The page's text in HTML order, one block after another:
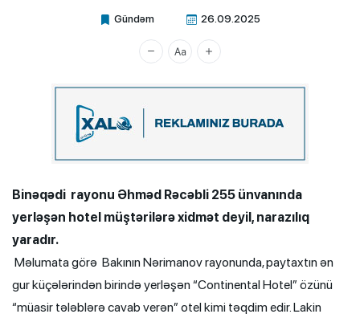
Gündəm 26.09.2025
Xalq.Online
Binəqədi rayonu Əhməd Rəcəbli 255 ünvanında
yerləşən hotel müştərilərə xidmət deyil, narazılıq
yaradır.
Məlumata görə Bakının Nərimanov rayonunda, paytaxtın ən
gur küçələrindən birində yerləşən “Continental Hotel” özünü
“müasir tələblərə cavab verən” otel kimi təqdim edir. Lakin